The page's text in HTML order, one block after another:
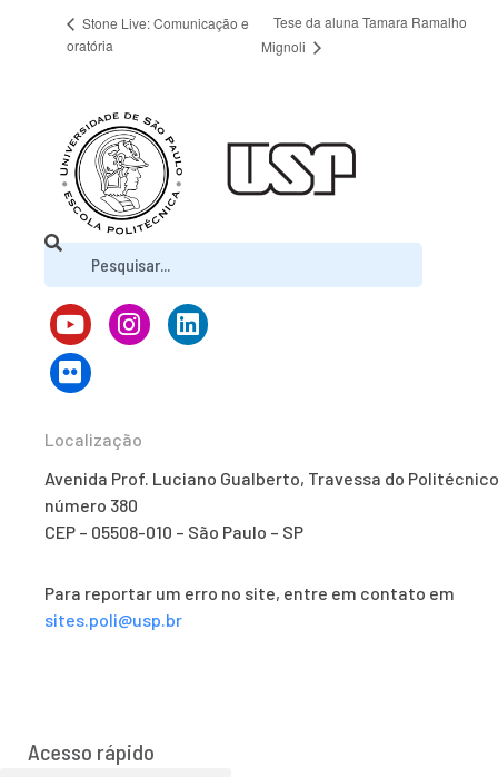
Stone Live: Comunicação e
oratória
Tese da aluna Tamara Ramalho
Mignoli
Localização
Avenida Prof. Luciano Gualberto, Travessa do
número 380
CEP – 05508-010 – São Paulo – SP
Para reportar um erro no site, entre em contato em
sites.poli@usp.br
Acesso rápido